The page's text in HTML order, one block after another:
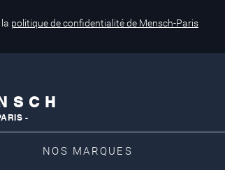
en magasin
politique de confidentialité de Mensch-Paris
S C H
-
NOS MARQUES